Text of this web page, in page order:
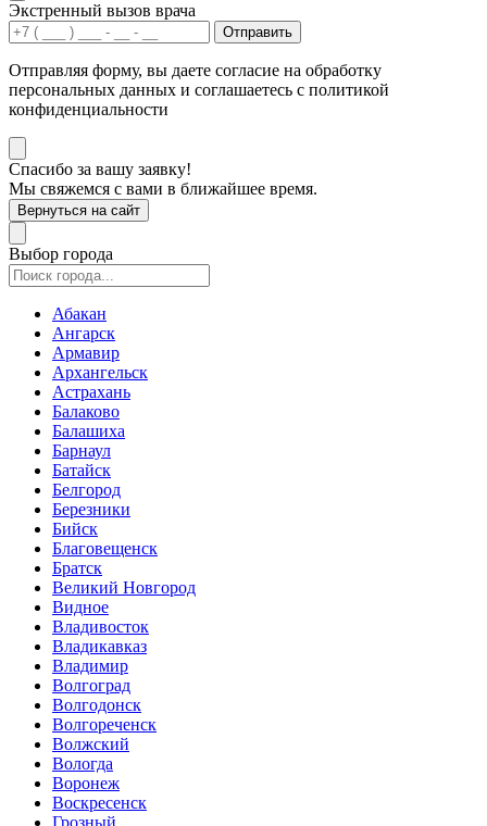
Экстренный вызов врача
Отправить
Отправляя форму, вы даете согласие на обработку
персональных данных и соглашаетесь с политикой
конфиденциальности
Спасибо за вашу заявку!
Мы свяжемся с вами в ближайшее время.
Вернуться на сайт
Выбор города
Абакан
Ангарск
Армавир
Архангельск
Астрахань
Балаково
Балашиха
Барнаул
Батайск
Белгород
Березники
Бийск
Благовещенск
Братск
Великий Новгород
Видное
Владивосток
Владикавказ
Владимир
Волгоград
Волгодонск
Волгореченск
Волжский
Вологда
Воронеж
Воскресенск
Грозный